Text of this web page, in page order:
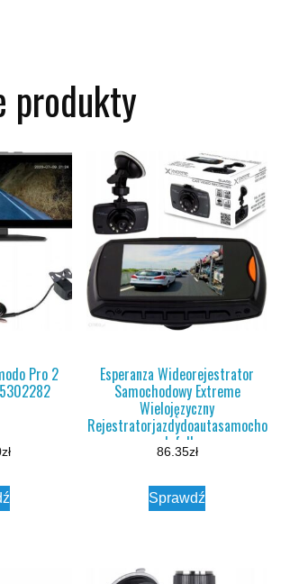
produkty
Pro 2
zł
Esperanza Wideorejestrator
Samochodowy Extreme
Wielojęzyczny
Rejestratorjazdydoautasamocho
dufull
86.35zł
Sprawdź